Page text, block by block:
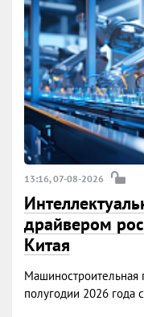
13:16, 07-08-2026
драйвером
Китая
полугодии 2026 года